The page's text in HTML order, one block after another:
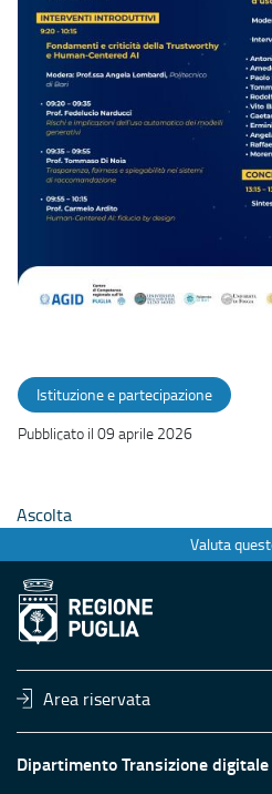
Istituzione e partecipazione
Pubblicato il 09 aprile 2026
Ascolta
Valuta
Area riservata
Dipartimento Transizione digitale